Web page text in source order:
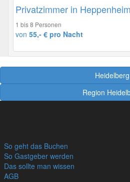
Privatzimmer in
1 bis 8 Personen
von 55,- € pro Nacht
Heidelberg
Region
So geht das Buchen
So Gastgeber werden
Das sollte man wissen
AGB